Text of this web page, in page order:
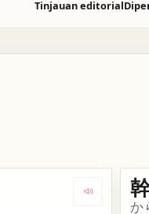
Tinjauan editorial
Dengarkan
か